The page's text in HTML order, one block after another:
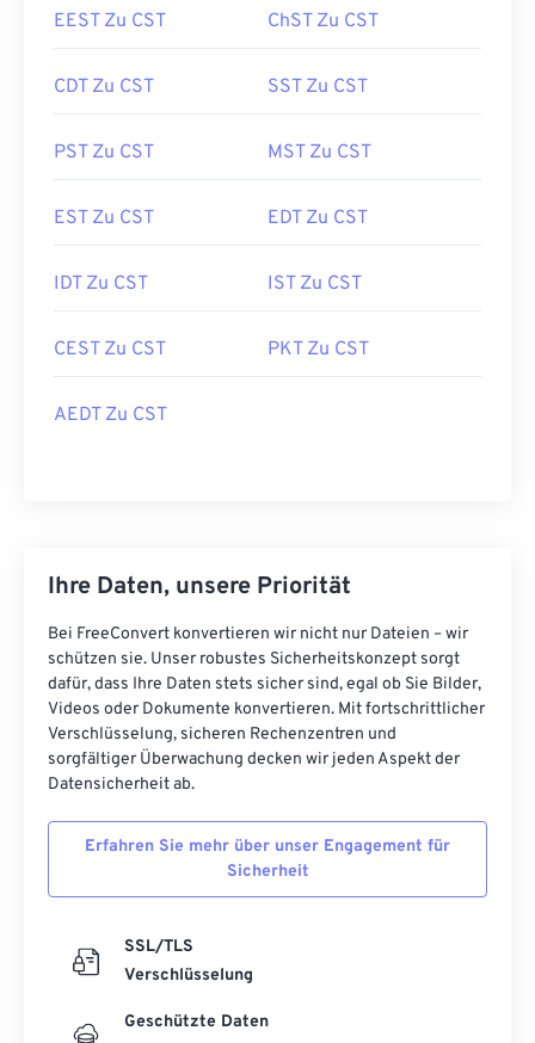
EEST Zu CST ChST Zu CST
CDT Zu CST SST Zu CST
PST Zu CST MST Zu CST
EST Zu CST EDT Zu CST
IDT Zu CST IST Zu CST
CEST Zu CST PKT Zu CST
AEDT Zu CST
Ihre Daten, unsere Priorität
Bei FreeConvert konvertieren wir nicht nur Dateien – wir
schützen sie. Unser robustes Sicherheitskonzept sorgt
dafür, dass Ihre Daten stets sicher sind, egal ob Sie Bilder,
Videos oder Dokumente konvertieren. Mit fortschrittlicher
Verschlüsselung, sicheren Rechenzentren und
sorgfältiger Überwachung decken wir jeden Aspekt der
Datensicherheit ab.
Erfahren Sie mehr über unser Engagement für
Sicherheit
SSL/TLS
Verschlüsselung
Geschützte Daten